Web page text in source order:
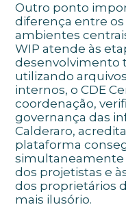
Outro ponto
diferença entre
ambientes
WIP atende às
desenvolvimento
utilizando
internos, o CDE
coordenação,
governança das
Calderaro,
plataforma
simultaneamente
dos projetistas e
dos proprietários
mais ilusório.